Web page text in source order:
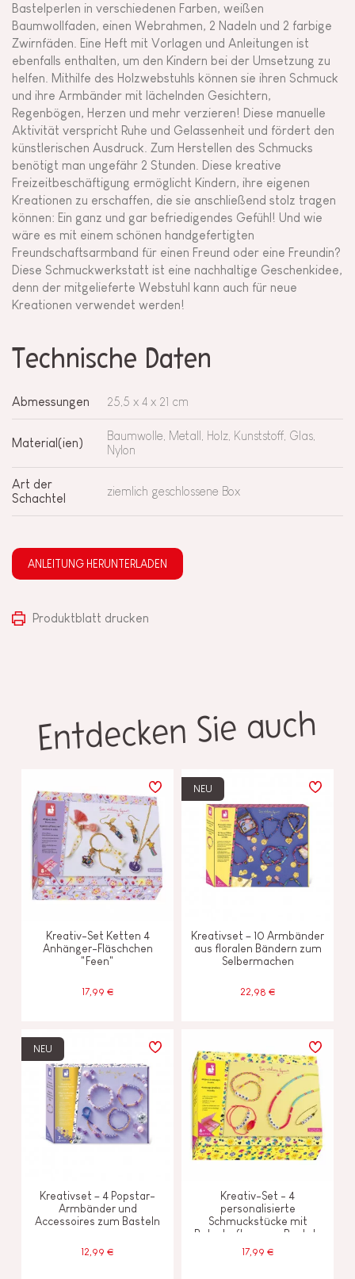
Bastelperlen in verschiedenen Farben, weißen
Baumwollfaden, einen Webrahmen, 2 Nadeln und 2 farbige
Zwirnfäden. Eine Heft mit Vorlagen und Anleitungen ist
ebenfalls enthalten, um den Kindern bei der Umsetzung zu
helfen. Mithilfe des Holzwebstuhls können sie ihren Schmuck
und ihre Armbänder mit lächelnden Gesichtern,
Regenbögen, Herzen und mehr verzieren! Diese manuelle
Aktivität verspricht Ruhe und Gelassenheit und fördert den
künstlerischen Ausdruck. Zum Herstellen des Schmucks
benötigt man ungefähr 2 Stunden. Diese kreative
Freizeitbeschäftigung ermöglicht Kindern, ihre eigenen
Kreationen zu erschaffen, die sie anschließend stolz tragen
können: Ein ganz und gar befriedigendes Gefühl! Und wie
wäre es mit einem schönen handgefertigten
Freundschaftsarmband für einen Freund oder eine Freundin?
Diese Schmuckwerkstatt ist eine nachhaltige Geschenkidee,
denn der mitgelieferte Webstuhl kann auch für neue
Kreationen verwendet werden!
Technische Daten
Abmessungen 25,5 x 4 x 21 cm
Material(ien)
Baumwolle, Metall, Holz, Kunststoff, Glas,
Nylon
Art der
Schachtel
ziemlich geschlossene Box
ANLEITUNG HERUNTERLADEN
Produktblatt drucken
Entdecken Sie auch
Kreativ-Set Ketten 4
Anhänger-Fläschchen
"Feen"
17,99 €
NEU
Kreativset – 10 Armbänder
aus floralen Bändern zum
Selbermachen
22,98 €
NEU
Kreativset – 4 Popstar-
Armbänder und
Accessoires zum Basteln
12,99 €
Kreativ-Set - 4
personalisierte
Schmuckstücke mit
Botschaften zum Basteln
17,99 €